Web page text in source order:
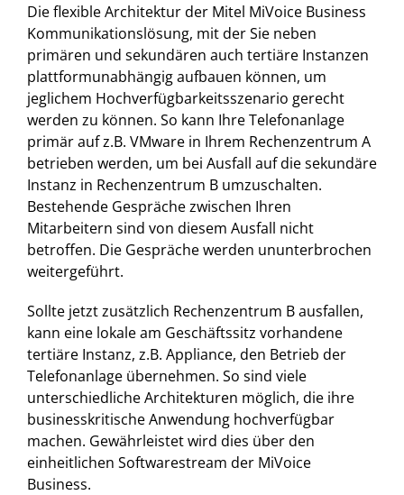
Die flexible Architektur der Mitel MiVoice Business
Kommunikationslösung, mit der Sie neben
primären und sekundären auch tertiäre Instanzen
plattformunabhängig aufbauen können, um
jeglichem Hochverfügbarkeitsszenario gerecht
werden zu können. So kann Ihre Telefonanlage
primär auf z.B. VMware in Ihrem Rechenzentrum A
betrieben werden, um bei Ausfall auf die sekundäre
Instanz in Rechenzentrum B umzuschalten.
Bestehende Gespräche zwischen Ihren
Mitarbeitern sind von diesem Ausfall nicht
betroffen. Die Gespräche werden ununterbrochen
weitergeführt.
Sollte jetzt zusätzlich Rechenzentrum B ausfallen,
kann eine lokale am Geschäftssitz vorhandene
tertiäre Instanz, z.B. Appliance, den Betrieb der
Telefonanlage übernehmen. So sind viele
unterschiedliche Architekturen möglich, die ihre
businesskritische Anwendung hochverfügbar
machen. Gewährleistet wird dies über den
einheitlichen Softwarestream der MiVoice
Business.